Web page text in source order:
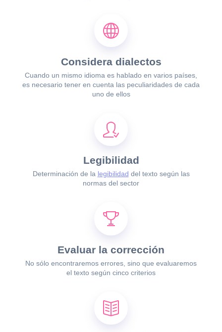
Considera dialectos
Cuando un mismo idioma es hablado en varios países,
es necesario tener en cuenta las peculiaridades de cada
uno de ellos
Legibilidad
Determinación de la legibilidad del texto según las
normas del sector
Evaluar la corrección
No sólo encontraremos errores, sino que evaluaremos
el texto según cinco criterios